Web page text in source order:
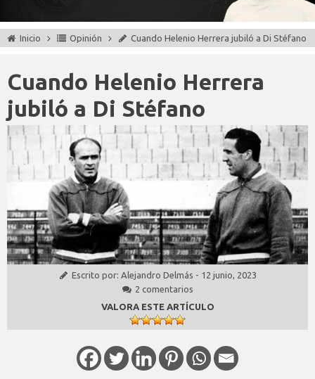
Inicio Opinión Cuando Helenio Herrera jubiló a Di Stéfano
Cuando Helenio Herrera
jubiló a Di Stéfano
Escrito por: Alejandro Delmás - 12 junio, 2023
2 comentarios
VALORA ESTE ARTÍCULO